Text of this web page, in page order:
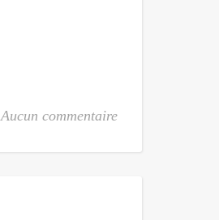
Aucun commentaire